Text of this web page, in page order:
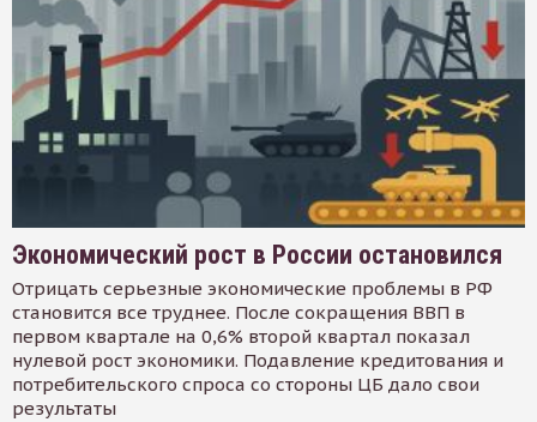
Экономический рост в России остановился
Отрицать серьезные экономические проблемы в РФ
становится все труднее. После сокращения ВВП в
первом квартале на 0,6% второй квартал показал
нулевой рост экономики. Подавление кредитования и
потребительского спроса со стороны ЦБ дало свои
результаты